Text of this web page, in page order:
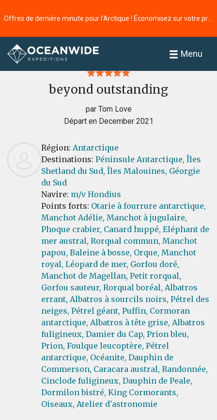
Menu
Accueil
beyond outstanding
par Tom Love
Départ en December 2021
Région: Antarctique
Destinations: Péninsule Antarctique, Îles
Shetland du Sud, Îles Malouines, Géorgie
du Sud
Navire: m/v Hondius
Points forts: Otarie à fourrure antarctique,
Manchot Adélie, Manchot à jugulaire,
Phoque crabier, Canard huppé, Eléphant de
mer austral, Rorqual commun, Manchot
papou, Baleine à bosse, Orque, Manchot
royal, Léopard de mer, Gorfou doré,
Manchot de Magellan, Petit rorqual,
Gorfou sauteur, Rorqual boréal, Albatros
errant, Albatros à sourcils noirs, Pétrel des
neiges, Pétrel géant, Puffin, Cormoran
antarctique, Albatros à tête grise, Albatros
fuligineux, Damier du Cap, Prion bleu,
Prion, Foulque leucoptère, Pétrel
antarctique, Océanite, Dauphin de
Commerson, Caracara austral, Randonnée,
Cinclode fuligineux, Dauphin de Peale,
Dormilon bistré, King Cormorants,
Oiseaux, Atelier d'astronomie